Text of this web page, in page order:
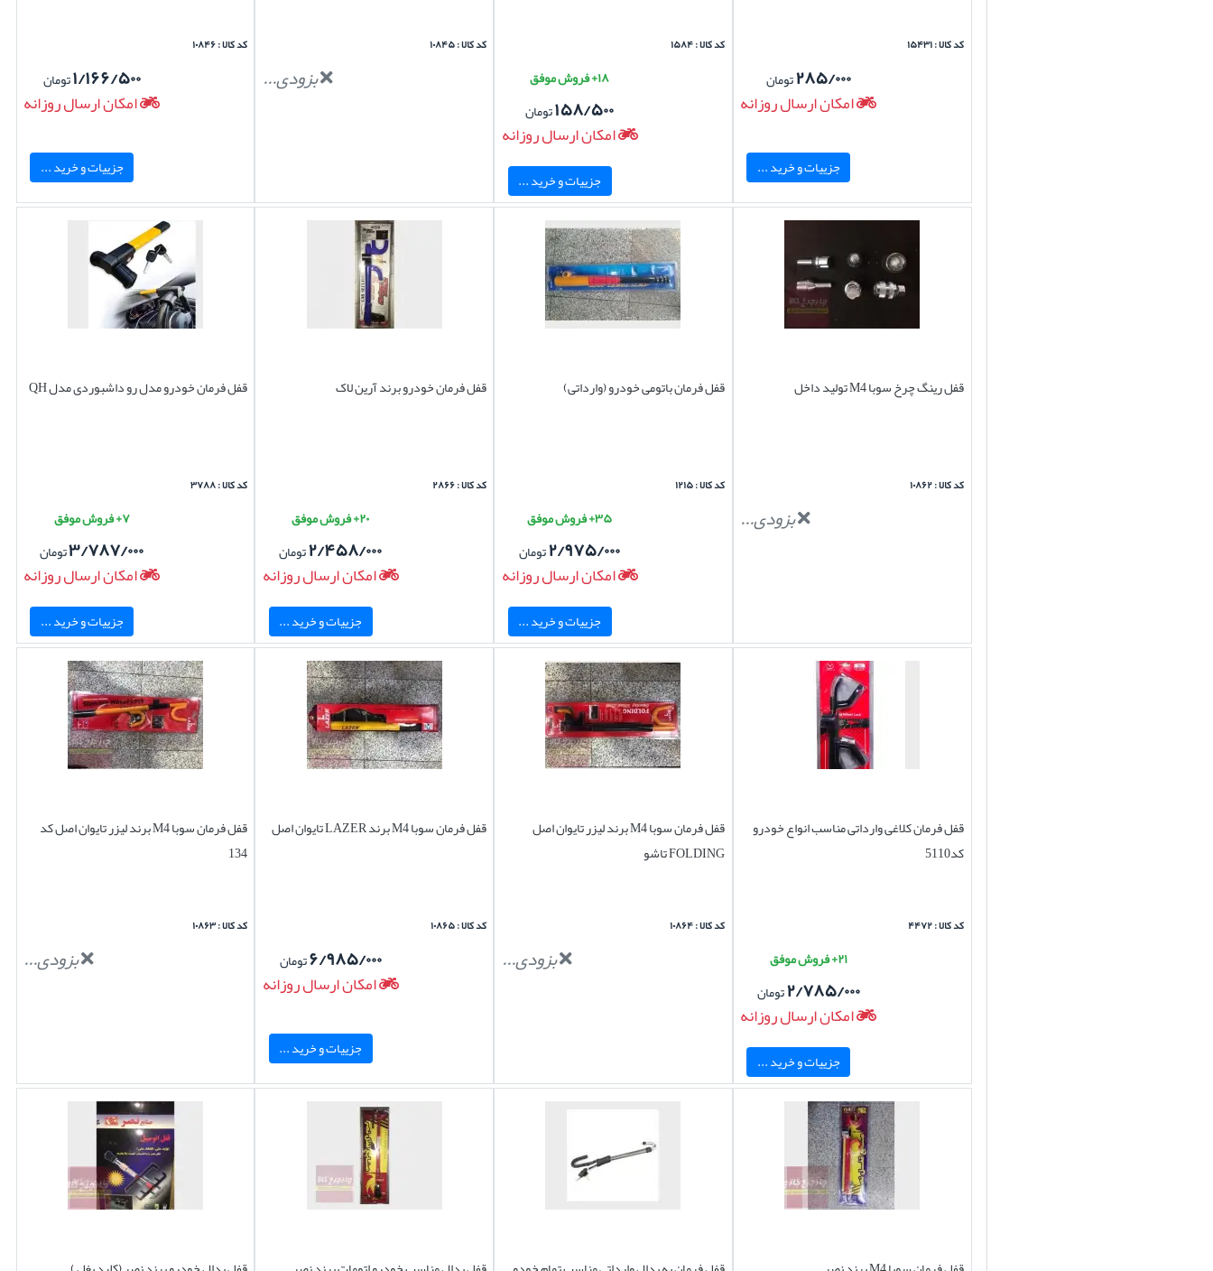
کد کالا : ۱۵۴۳۱
۲۸۵/۰۰۰تومان
امکان ارسال روزانه
جزییات و خرید ...
کد کالا : ۱۵۸۴
۱۸+ فروش موفق
۱۵۸/۵۰۰تومان
امکان ارسال روزانه
جزییات و خرید ...
کد کالا : ۱۰۸۴۵
بزودی...
کد کالا : ۱۰۸۴۶
۱/۱۶۶/۵۰۰تومان
امکان ارسال روزانه
جزییات و خرید ...
قفل رینگ چرخ سوبا M4 تولید داخل
کد کالا : ۱۰۸۶۲
بزودی...
قفل فرمان باتومی خودرو (وارداتی)
کد کالا : ۱۲۱۵
۳۵+ فروش موفق
۲/۹۷۵/۰۰۰تومان
امکان ارسال روزانه
جزییات و خرید ...
قفل فرمان خودرو برند آرین لاک
کد کالا : ۲۸۶۶
۲۰+ فروش موفق
۲/۴۵۸/۰۰۰تومان
امکان ارسال روزانه
جزییات و خرید ...
قفل فرمان خودرو مدل رو داشبوردی مدل QH
کد کالا : ۳۷۸۸
۷+ فروش موفق
۳/۷۸۷/۰۰۰تومان
امکان ارسال روزانه
جزییات و خرید ...
قفل فرمان کلاغی وارداتی مناسب انواع خودرو
کد5110
کد کالا : ۴۴۷۲
۲۱+ فروش موفق
۲/۷۸۵/۰۰۰تومان
امکان ارسال روزانه
جزییات و خرید ...
قفل فرمان سوبا M4 برند لیزر تایوان اصل
FOLDING تاشو
کد کالا : ۱۰۸۶۴
بزودی...
قفل فرمان سوبا M4 برند LAZER تایوان اصل
کد کالا : ۱۰۸۶۵
۶/۹۸۵/۰۰۰تومان
امکان ارسال روزانه
جزییات و خرید ...
قفل فرمان سوبا M4 برند لیزر تایوان اصل کد
134
کد کالا : ۱۰۸۶۳
بزودی...